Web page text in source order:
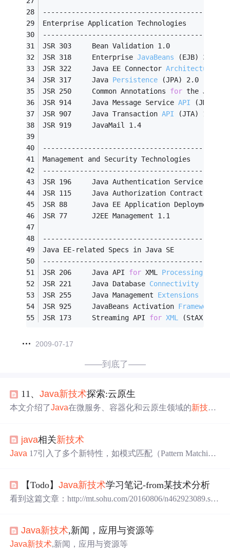
Enterprise Application Technologies
JSR 303     Bean Validation 1.0
JSR 318     Enterprise JavaBeans (EJB)
3.1
JSR 322     Java EE Connector Architecture
JSR 317     Java Persistence (JPA)
2.0
JSR 250     Common Annotations for the Java
JSR 914     Java Message Service API (JMS)
JSR 907     Java Transaction API (JTA)
1.1
JSR 919     JavaMail 1.4
Management and Security Technologies
JSR 196     Java Authentication Service
JSR 115     Java Authorization Contract
JSR 88      Java EE Application Deployment
JSR 77      J2EE Management 1.1
Java EE-related Specs in Java SE
JSR 206     Java API for XML Processing
JSR 221     Java Database Connectivity
JSR 255     Java Management Extensions
JSR 925     JavaBeans Activation Framework
JSR 173     Streaming API for XML (StAX)
2009-07-17
——到底了——
11、Java新技术探索:云原生
本文介绍了Java在微服务、容器化和云原生领域的新技术
次阐述了Docker容器化技术及其在
供了SpringBoot应用Docker化的完整流程。最后探讨了云原
a技术在云原生时代的具体应用方案。
java相关新技术
Java 17引入了多个新特性，如模式匹配（Pattern Matchin
s），它们提供了轻量级的线程实现，可以显著提高并发应
用程序的性能和可扩展性。Java作为一种广泛应用的编程
个长期项目，旨在改进
Java的并发编程模型，使其更容易
编写高性能、低延迟的应用程序。
【Todo】Java新技术学习笔记-from某技术分析
看到这篇文章：http://mt.sohu.com/20160806/n462923089.sht
uture, Actor, Akka, Kafka , 平时都有耳闻，怎么把这些结合
起来，是一门学问。 结合起来之后，提炼出来，上升到能
Java新技术,新闻，应用与资源等
Java新技术,新闻，应用与资源等